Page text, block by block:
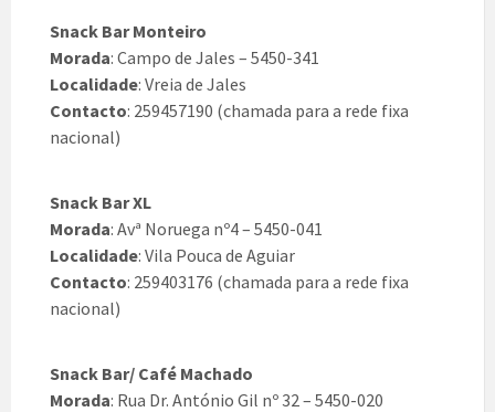
Snack Bar Monteiro
Morada: Campo de Jales – 5450-341
Localidade: Vreia de Jales
Contacto: 259457190 (chamada para a rede fixa
nacional)
Snack Bar XL
Morada: Avª Noruega nº4 – 5450-041
Localidade: Vila Pouca de Aguiar
Contacto: 259403176 (chamada para a rede fixa
nacional)
Snack Bar/ Café Machado
Morada: Rua Dr. António Gil nº 32 – 5450-020